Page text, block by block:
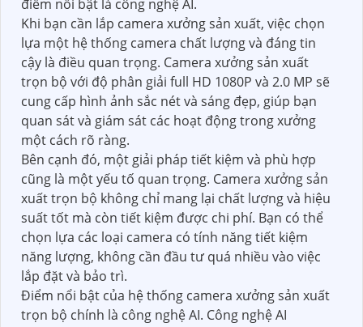
THÔNG TINLẮP
CAMERA XƯỞNG SẢN
XUẤT TRỌN BỘ
lắp camera xưởng sản xuất trọn bộ chất lượng sáng
đẹp, full HD 1080P 2.0 MP, giải pháp tiết kiệm và